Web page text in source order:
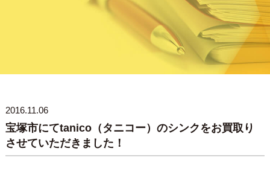
2016.11.06
宝塚市にてtanico（タニコー）のシンクをお買取り
させていただきました！